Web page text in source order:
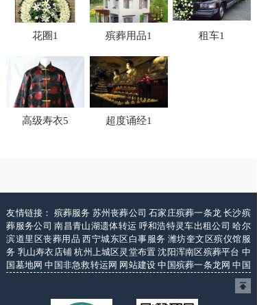
花圈1 殡葬用品1 租车1
高级寿衣5 超度诵经1
友情链接： 殡葬服务 苏州丧葬公司石家庄殡葬一条龙长沙殡
葬服务公司南昌青山湖遗体转运 呼和浩特灵车出租公司哈尔
滨道里区丧葬用品西宁城东区白事服务潍坊奎文区殡仪馆服
务 乳山寿衣店铺杭州上城区灵堂布置沈阳浑南区殡葬平台 中
国墓地网中国非急救转运网 网站建设中国殡葬一条龙网中国